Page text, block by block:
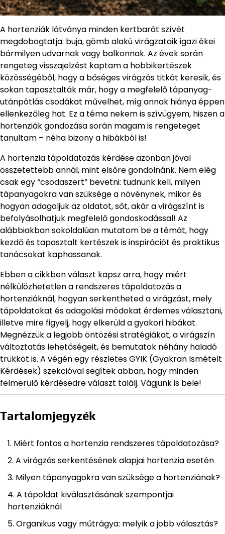
A hortenziák látványa minden kertbarát szívét
megdobogtatja: buja, gömb alakú virágzataik igazi ékei
bármilyen udvarnak vagy balkonnak. Az évek során
rengeteg visszajelzést kaptam a hobbikertészek
közösségéből, hogy a bőséges virágzás titkát keresik, és
sokan tapasztalták már, hogy a megfelelő tápanyag-
utánpótlás csodákat művelhet, míg annak hiánya éppen
ellenkezőleg hat. Ez a téma nekem is szívügyem, hiszen a
hortenziák gondozása során magam is rengeteget
tanultam – néha bizony a hibákból is!
A hortenzia tápoldatozás kérdése azonban jóval
összetettebb annál, mint elsőre gondolnánk. Nem elég
csak egy “csodaszert” bevetni: tudnunk kell, milyen
tápanyagokra van szüksége a növénynek, mikor és
hogyan adagoljuk az oldatot, sőt, akár a virágszínt is
befolyásolhatjuk megfelelő gondoskodással! Az
alábbiakban sokoldalúan mutatom be a témát, hogy
kezdő és tapasztalt kertészek is inspirációt és praktikus
tanácsokat kaphassanak.
Ebben a cikkben választ kapsz arra, hogy miért
nélkülözhetetlen a rendszeres tápoldatozás a
hortenziáknál, hogyan serkentheted a virágzást, mely
tápoldatokat és adagolási módokat érdemes választani,
illetve mire figyelj, hogy elkerüld a gyakori hibákat.
Megnézzük a legjobb öntözési stratégiákat, a virágszín
változtatás lehetőségeit, és bemutatok néhány haladó
trükköt is. A végén egy részletes GYIK (Gyakran Ismételt
Kérdések) szekcióval segítek abban, hogy minden
felmerülő kérdésedre választ találj. Vágjunk is bele!
Tartalomjegyzék
Miért fontos a hortenzia rendszeres tápoldatozása?
A virágzás serkentésének alapjai hortenzia esetén
Milyen tápanyagokra van szüksége a hortenziának?
A tápoldat kiválasztásának szempontjai
hortenziáknál
Organikus vagy műtrágya: melyik a jobb választás?